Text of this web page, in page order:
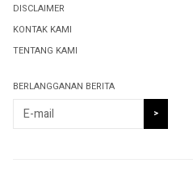
DISCLAIMER
KONTAK KAMI
TENTANG KAMI
BERLANGGANAN BERITA